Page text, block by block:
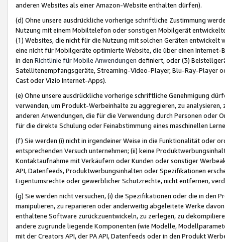
anderen Websites als einer Amazon-Website enthalten dürfen).
(d) Ohne unsere ausdrückliche vorherige schriftliche Zustimmung
Nutzung mit einem Mobiltelefon oder sonstigen Mobilgerät
(1) Websites, die nicht für die Nutzung mit solchen Geräten
eine nicht für Mobilgeräte optimierte Website, die über einen
in den Richtlinie für Mobile Anwendungen definiert, oder (3)
Satellitenempfangsgeräte, Streaming-Video-Player, Blu-Ray-Player
Cast oder Vizio Internet-Apps).
(e) Ohne unsere ausdrückliche vorherige schriftliche Genehmigung
verwenden, um Produkt-Werbeinhalte zu aggregieren, zu
anderen Anwendungen, die für die Verwendung durch Personen
für die direkte Schulung oder Feinabstimmung eines maschinellen
(f) Sie werden (i) nicht in irgendeiner Weise in die Funktionalität oder
entsprechenden Versuch unternehmen; (ii) keine
Kontaktaufnahme mit Verkäufern oder Kunden oder sonstiger
API, Datenfeeds, Produktwerbungsinhalten oder Spezifikationen
Eigentumsrechte oder gewerblicher Schutzrechte, nicht entfernen,
(g) Sie werden nicht versuchen, (i) die Spezifikationen oder die in
manipulieren, zu reparieren oder anderweitig abgeleitete Werke
enthaltene Software zurückzuentwickeln, zu zerlegen, zu
andere zugrunde liegende Komponenten (wie Modelle,
mit der Creators API, der PA API, Datenfeeds oder in den Produkt